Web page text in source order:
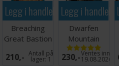
Legg i handlekurven
Breaching
Great Bastion
Arcane Journal
210,- Antall på
lager:1
Legg i
Dwarfen
Mountain
Holds
Runesmith
230,-Ventes inn
19.08.2026